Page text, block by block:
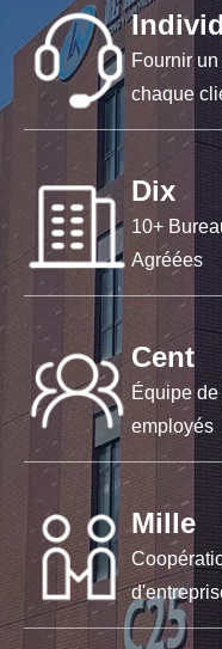
Fournir
chaque
Dix
10+
Agréées
Cent
Équipe
employés
Mille